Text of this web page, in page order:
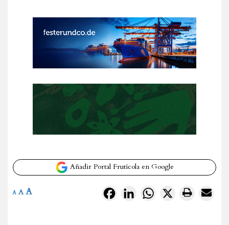
Añadir Portal Frutícola en Google
FacebookLinkedInWhatsApp
X
A A A